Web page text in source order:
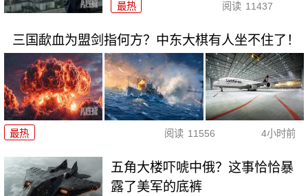
最热 阅读 11437
三国歃血为盟剑指何方？中东大棋有人坐不住了！
最热 阅读 11556 4小时前
五角大楼吓唬中俄？这事恰恰暴
露了美军的底裤